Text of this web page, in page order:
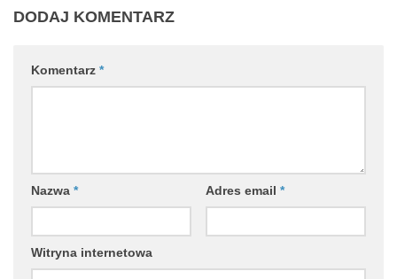
DODAJ KOMENTARZ
Komentarz *
Nazwa * Adres email *
Witryna internetowa